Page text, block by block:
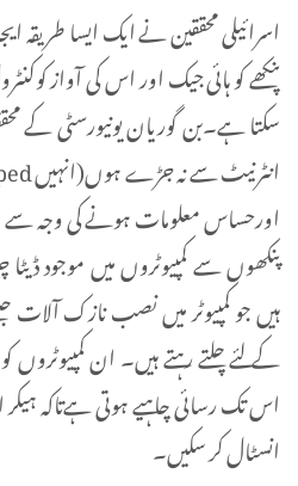
اسرائیلی محققین نے ایک ایسا
پنکھے کو ہائی جیک اور اس کی آواز
سکتا ہے۔بن گوریان یونیورسٹی کے
اورحساس معلومات ہونے کی وجہ
پنکھوں سے کمپیوٹروں میں موجود
ہیں جو کمپیوٹر میں نصب نازک آلات
کے لئے چلتے رہتے ہیں۔ ان
اس تک رسائی چاہیے ہوتی ہےتاکہ
انسٹال کر سکیں۔